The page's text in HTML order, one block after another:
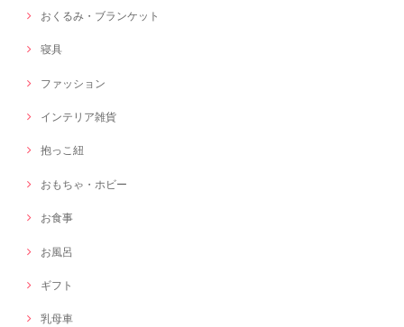
おくるみ・ブランケット
寝具
ファッション
インテリア雑貨
抱っこ紐
おもちゃ・ホビー
お食事
お風呂
ギフト
乳母車